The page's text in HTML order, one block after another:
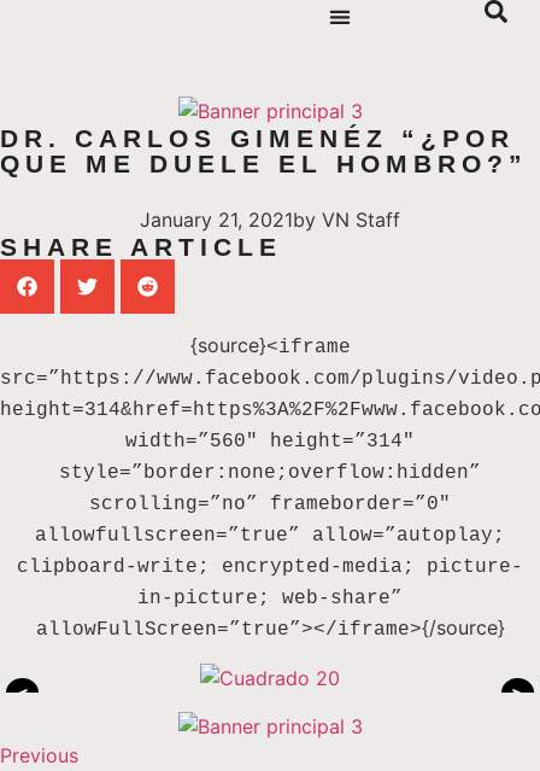
DR. CARLOS GIMENÉZ “¿POR
QUE ME DUELE EL HOMBRO?”
January 21, 2021by VN Staff
SHARE ARTICLE
{source}<iframe
src=”https://www.facebook.com/plugins/
width=”560″ height=”314″
style=”border:none;overflow:hidden”
scrolling=”no” frameborder=”0″
allowfullscreen=”true” allow=”autoplay;
clipboard-write; encrypted-media; picture-
in-picture; web-share”
allowFullScreen=”true”></iframe>{/source}
< >
Previous